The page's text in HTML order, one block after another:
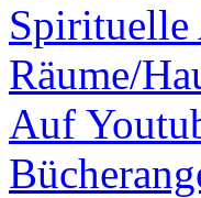
Räume/
Auf